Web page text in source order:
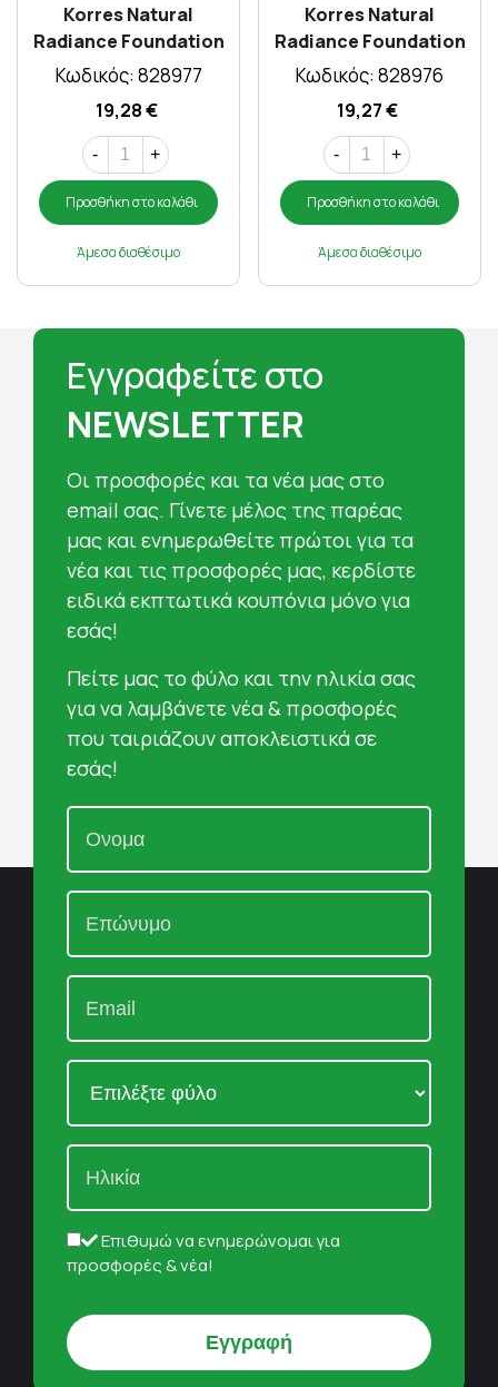
Korres Natural
Radiance Foundation
03 Tan 30 Ml
Κωδικός: 828977
19,28 €
- +
Προσθήκη στο καλάθι
Άμεσα διαθέσιμο
Korres Natural
Radiance Foundation
02 Mediun 30 Ml
Κωδικός: 828976
19,27 €
- +
Προσθήκη στο καλάθι
Άμεσα διαθέσιμο
Εγγραφείτε στο
NEWSLETTER
Oι προσφορές και τα νέα μας στο
email σας. Γίνετε μέλος της παρέας
μας και ενημερωθείτε πρώτοι για τα
νέα και τις προσφορές μας, κερδίστε
ειδικά εκπτωτικά κουπόνια μόνο για
εσάς!
Πείτε μας το φύλο και την ηλικία σας
για να λαμβάνετε νέα & προσφορές
που ταιριάζουν αποκλειστικά σε
εσάς!
Επιθυμώ να ενημερώνομαι για
προσφορές & νέα!